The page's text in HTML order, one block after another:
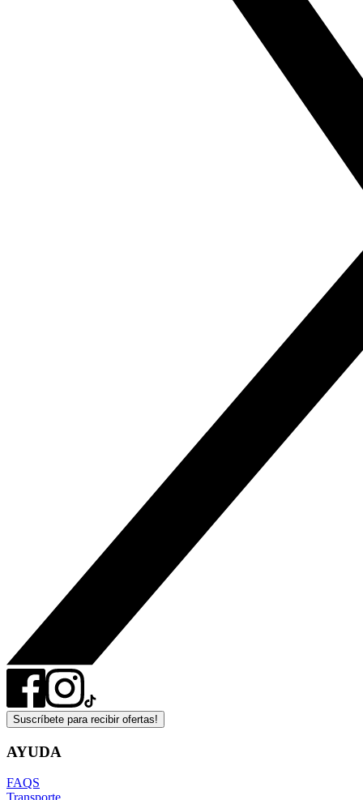
Suscríbete para recibir ofertas!
AYUDA
FAQS